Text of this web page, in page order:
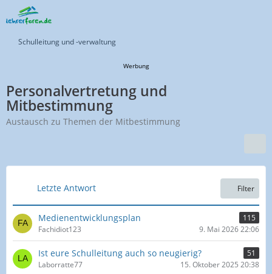
Schulleitung und -verwaltung
Werbung
Personalvertretung und
Mitbestimmung
Austausch zu Themen der Mitbestimmung
Letzte Antwort Filter
Medienentwicklungsplan
115
Fachidiot123
9. Mai 2026 22:06
Ist eure Schulleitung auch so neugierig?
51
Laborratte77
15. Oktober 2025 20:38